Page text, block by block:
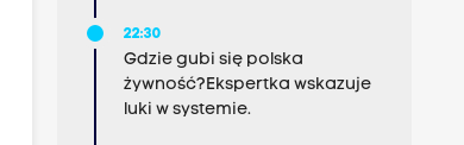
22:30
Gdzie gubi się polska
żywność?Ekspertka wskazuje
luki w systemie.